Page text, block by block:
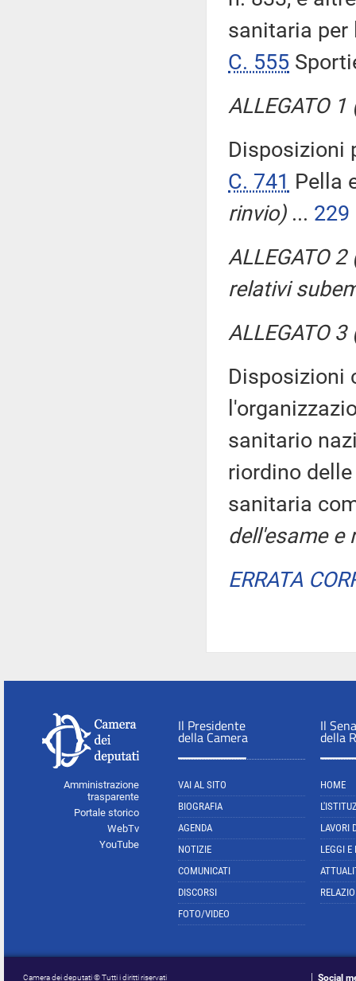
sanitaria per
C. 555
ALLEGATO
Disposizioni
C. 741 Pella
rinvio)... 229
ALLEGATO
relativi
ALLEGATO
Disposizioni
sanitario
riordino
sanitaria
dell'esame e
ERRATA
Amministrazione
trasparente
Portale storico
WebTv
YouTube
Il Presidente
della Camera
VAI AL SITO
BIOGRAFIA
AGENDA
NOTIZIE
COMUNICATI
DISCORSI
FOTO/VIDEO
Il
della
HOME
LAVORI
LEGGI E
Camera dei deputati © Tutti i diritti riservati Social